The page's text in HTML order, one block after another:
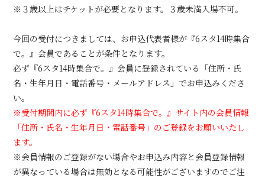
※３歳以上はチケットが必要となります。３歳未満入場不可。
今回の受付につきましては、お申込代表者様が『6スタ14時集合
で。』会員であることが条件となります。
必ず『6スタ14時集合で。』会員に登録されている「住所・氏
名・生年月日・電話番号・メールアドレス」でお申込みくださ
い。
※受付期間内に必ず『6スタ14時集合で。』サイト内の会員情報
「住所・氏名・生年月日・電話番号」のご登録をお願いいたし
ます。
※会員情報のご登録がない場合やお申込み内容と会員登録情報
が異なっている場合は無効となる可能性がございますのでご注